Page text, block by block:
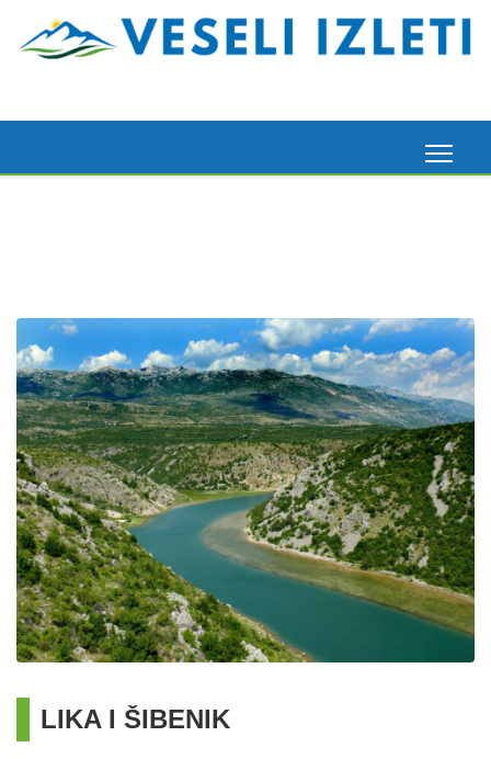
LIKA I ŠIBENIK